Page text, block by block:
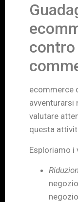
contro
ecommerce
avventurarsi
valutare
questa
Esploriamo i